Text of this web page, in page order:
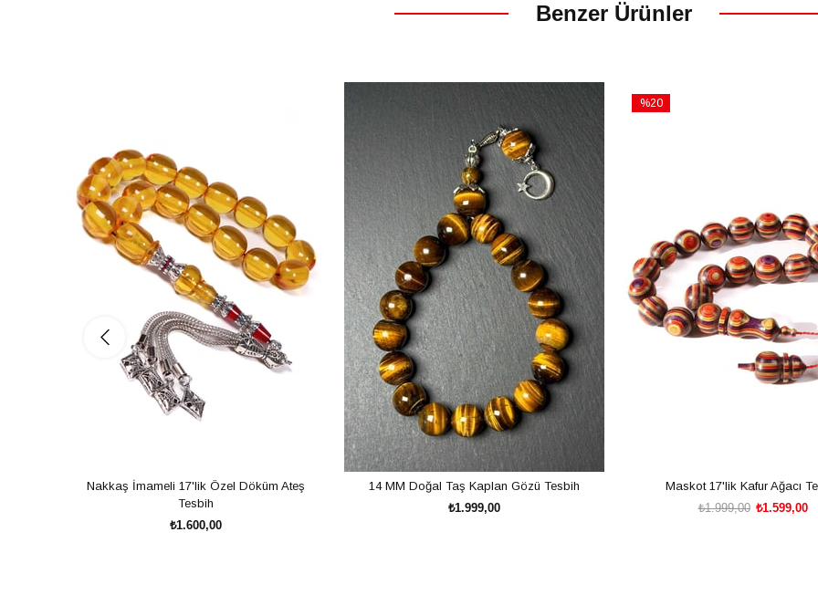
Benzer Ürünler
Nakkaş İmameli 17'lik Özel Döküm Ateş
Tesbih
₺1.600,00
14 MM Doğal Taş Kaplan Gözü Tesbih
₺1.999,00
%20
Maskot 17'lik Kafur Ağacı
₺1.599,00
₺1.999,00